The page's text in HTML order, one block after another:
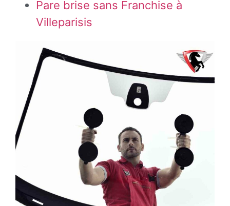
Pare brise sans Franchise à
Villeparisis